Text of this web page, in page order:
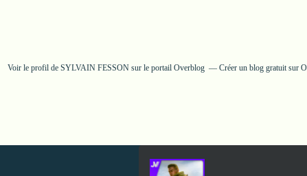
Voir le profil de SYLVAIN FESSONsur le portail Overblog Créer un blog gratuit sur